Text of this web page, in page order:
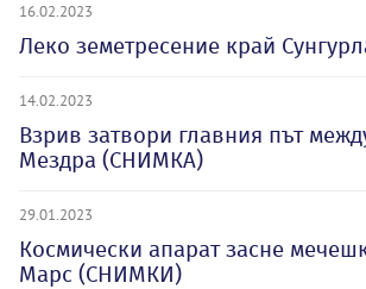
16.02.2023
Леко земетресение край
14.02.2023
Взрив затвори главния път
Мездра (СНИМКА)
29.01.2023
Космически апарат засне
Марс (СНИМКИ)